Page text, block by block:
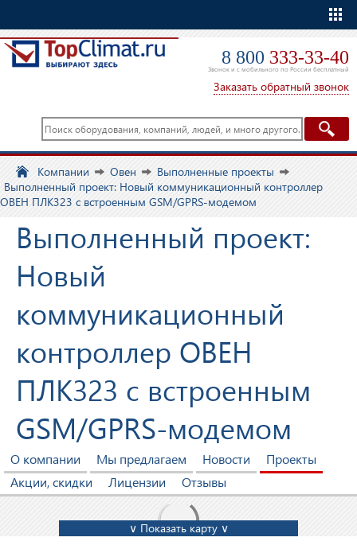
8 800 333-33-40
Звонок и с мобильного по России бесплатный
Заказать обратный звонок
Компании Овен
Выполненные проекты
Выполненный проект: Новый коммуникационный контроллер
ОВЕН ПЛК323 с встроенным GSM/GPRS-модемом
Выполненный проект:
Новый
коммуникационный
контроллер ОВЕН
ПЛК323 с встроенным
GSM/GPRS-модемом
О компании Мы предлагаем Новости
Проекты
Акции, скидки
Лицензии Отзывы
∨ Показать карту ∨